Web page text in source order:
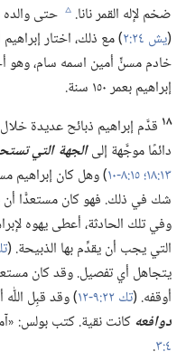
ضخم لإله القمر نانا.‏ c حتى والده
(‏يش ٢٤:‏٢
‏)‏ مع ذلك،‏ اختار
خادم مسنٍّ أمين اسمه سام،‏ وهو
إبراهيم بعمر ١٥٠ سنة.‏
١٨ قدَّم إبراهيم ذبائح عديدة
دائمًا موجَّهة إلىالجهة التي
١٣:‏١٨؛‏
‏)‏ وهل كان إبراهيم
شك في ذلك.‏ فهو كان مستعدًّا أن
وفي تلك الحادثة،‏ أعطى يهوه
التي يجب أن يقدِّم بها الذبيحة.‏ (‏تك
يتجاهل أي تفصيل.‏ وقد كان
أوقفه.‏ (‏تك ٢٢:‏٩-‏١٢
‏)‏ وقد قبِل اللّٰه
دوافعهكانت نقية.‏ كتب بولس:‏
٤:‏٣ ‏.‏